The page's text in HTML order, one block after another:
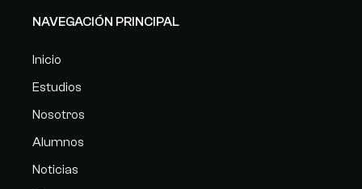
NAVEGACIÓN PRINCIPAL
Inicio
Estudios
Nosotros
Alumnos
Noticias